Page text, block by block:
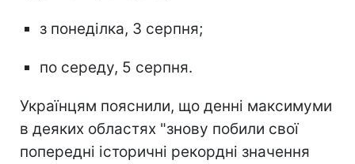
з понеділка, 3 серпня;
по середу, 5 серпня.
Українцям пояснили, що денні максимуми
в деяких областях "знову побили свої
попередні історичні рекордні значення